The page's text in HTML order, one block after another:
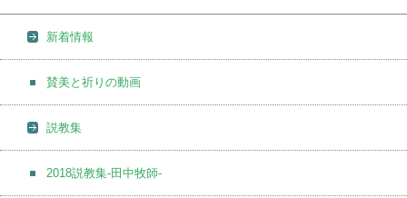
新着情報
賛美と祈りの動画
説教集
2018説教集-田中牧師-